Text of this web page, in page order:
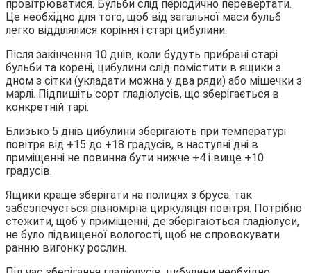
провітрюватися. Бульби слід періодично перевертати.
Це необхідно для того, щоб від загальної маси бульб
легко відділялися коріння і старі цибулини.
Після закінчення 10 днів, коли будуть прибрані старі
бульби та корені, цибулини слід помістити в ящики з
дном з сітки (укладати можна у два ряди) або мішечки з
марлі. Підпишіть сорт гладіолусів, що зберігається в
конкретній тарі.
Близько 5 днів цибулини зберігають при температурі
повітря від +15 до +18 градусів, в наступні дні в
приміщенні не повинна бути нижче +4 і вище +10
градусів.
Ящики краще зберігати на полицях з бруса: так
забезпечується рівномірна циркуляція повітря. Потрібно
стежити, щоб у приміщенні, де зберігаються гладіолуси,
не було підвищеної вологості, щоб не спровокувати
ранню вигонку рослин.